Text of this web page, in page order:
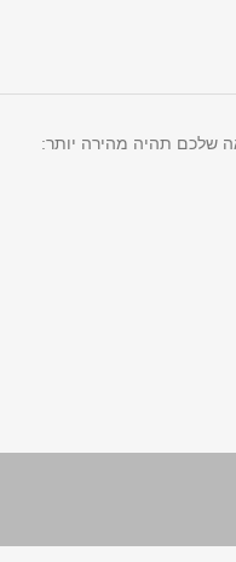
שלכם תהיה מהירה יותר: